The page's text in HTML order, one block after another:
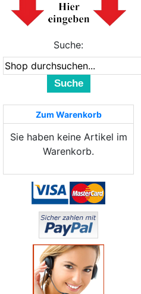
Suche:
Suche
Zum Warenkorb
Sie haben keine Artikel im
Warenkorb.